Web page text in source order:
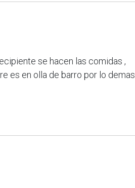
se hacen las comidas ,
es en olla de barro por lo demas